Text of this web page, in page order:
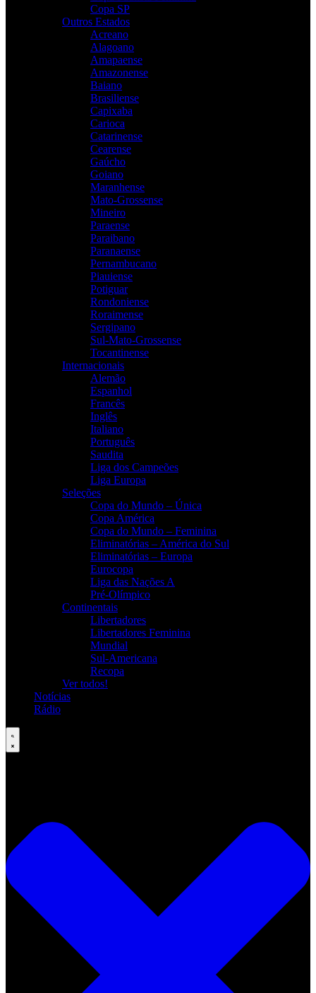
Copa SP
Outros Estados
Acreano
Alagoano
Amapaense
Amazonense
Baiano
Brasiliense
Capixaba
Carioca
Catarinense
Cearense
Gaúcho
Goiano
Maranhense
Mato-Grossense
Mineiro
Paraense
Paraibano
Paranaense
Pernambucano
Piauiense
Potiguar
Rondoniense
Roraimense
Sergipano
Sul-Mato-Grossense
Tocantinense
Internacionais
Alemão
Espanhol
Francês
Inglês
Italiano
Português
Saudita
Liga dos Campeões
Liga Europa
Seleções
Copa do Mundo – Única
Copa América
Copa do Mundo – Feminina
Eliminatórias – América do Sul
Eliminatórias – Europa
Eurocopa
Liga das Nações A
Pré-Olímpico
Continentais
Libertadores
Libertadores Feminina
Mundial
Sul-Americana
Recopa
Ver todos!
Notícias
Rádio